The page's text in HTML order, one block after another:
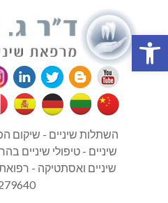
פתח סרגל נגישות
השתלות שיניים - שיקום
שיניים - טיפולי שיניים